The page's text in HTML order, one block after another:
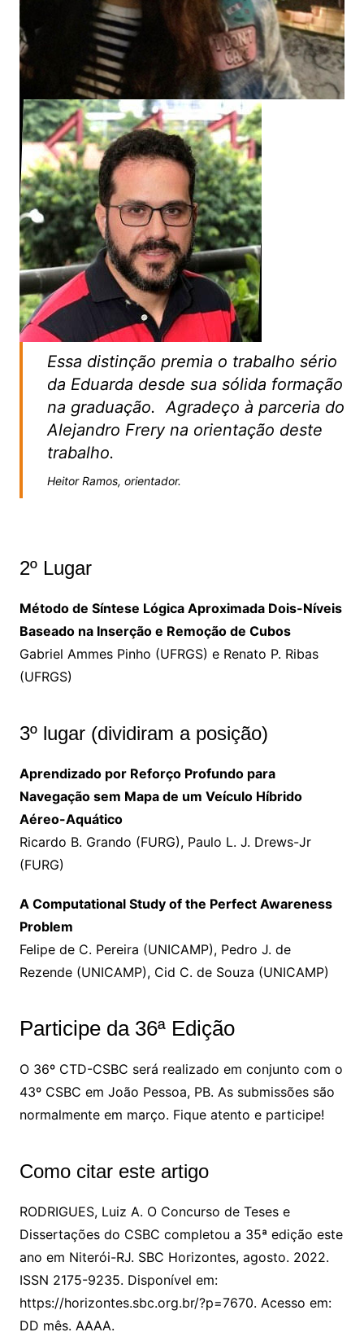
Essa distinção premia o trabalho sério
da Eduarda desde sua sólida formação
na graduação. Agradeço à parceria do
Alejandro Frery na orientação deste
trabalho.
Heitor Ramos, orientador.
2º Lugar
Método de Síntese Lógica Aproximada Dois-Níveis
Baseado na Inserção e Remoção de Cubos
Gabriel Ammes Pinho (UFRGS) e Renato P. Ribas
(UFRGS)
3º lugar (dividiram a posição)
Aprendizado por Reforço Profundo para
Navegação sem Mapa de um Veículo Híbrido
Aéreo-Aquático
Ricardo B. Grando (FURG), Paulo L. J. Drews-Jr
(FURG)
A Computational Study of the Perfect Awareness
Problem
Felipe de C. Pereira (UNICAMP), Pedro J. de
Rezende (UNICAMP), Cid C. de Souza (UNICAMP)
Participe da 36ª Edição
O 36º CTD-CSBC será realizado em conjunto com o
43º CSBC em João Pessoa, PB. As submissões são
normalmente em março. Fique atento e participe!
Como citar este artigo
RODRIGUES, Luiz A. O Concurso de Teses e
Dissertações do CSBC completou a 35ª edição este
ano em Niterói-RJ. SBC Horizontes, agosto. 2022.
ISSN 2175-9235. Disponível em:
https://horizontes.sbc.org.br/?p=7670. Acesso em:
DD mês. AAAA.